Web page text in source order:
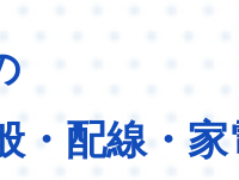
・配線・